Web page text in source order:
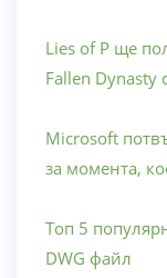
Lies of P ще
Fallen Dynasty
Microsoft
за момента,
Топ 5
DWG файл